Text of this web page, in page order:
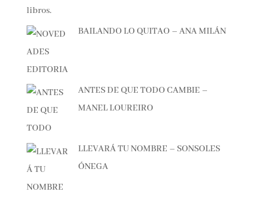
BAILANDO LO QUITAO – ANA MILÁN
ANTES DE QUE TODO CAMBIE –
MANEL LOUREIRO
LLEVARÁ TU NOMBRE – SONSOLES
ÓNEGA